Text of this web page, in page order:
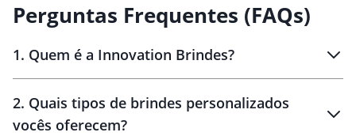
Perguntas Frequentes (FAQs)
1. Quem é a Innovation Brindes?
Brindes personalizados
2. Quais tipos de brindes personalizados
vocês oferecem?